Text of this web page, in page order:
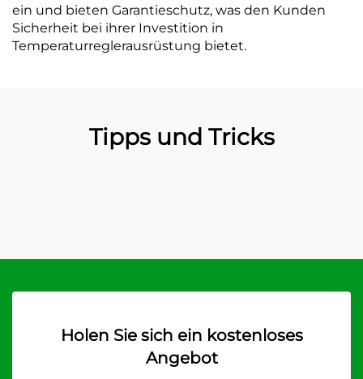
ein und bieten Garantieschutz, was den Kunden
Sicherheit bei ihrer Investition in
Temperaturreglerausrüstung bietet.
Tipps und Tricks
Holen Sie sich ein kostenloses
Angebot